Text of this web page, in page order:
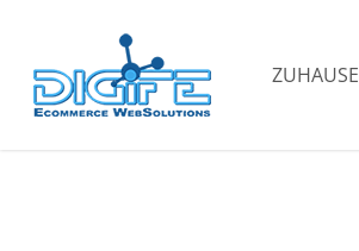
springen
ZUHAUSE